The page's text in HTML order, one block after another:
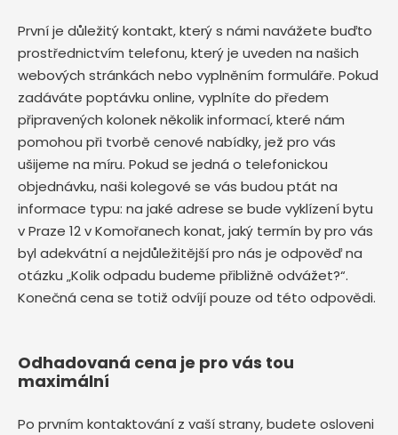
První je důležitý kontakt, který s námi navážete buďto
prostřednictvím telefonu, který je uveden na našich
webových stránkách nebo vyplněním formuláře. Pokud
zadáváte poptávku online, vyplníte do předem
připravených kolonek několik informací, které nám
pomohou při tvorbě cenové nabídky, jež pro vás
ušijeme na míru. Pokud se jedná o telefonickou
objednávku, naši kolegové se vás budou ptát na
informace typu: na jaké adrese se bude vyklízení bytu
v Praze 12 v Komořanech konat, jaký termín by pro vás
byl adekvátní a nejdůležitější pro nás je odpověď na
otázku „Kolik odpadu budeme přibližně odvážet?“.
Konečná cena se totiž odvíjí pouze od této odpovědi.
Odhadovaná cena je pro vás tou
maximální
Po prvním kontaktování z vaší strany, budete osloveni